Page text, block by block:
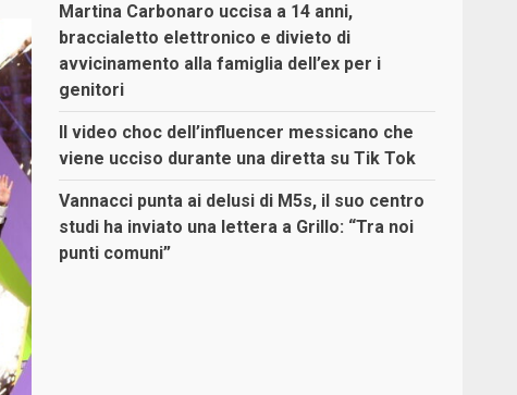
Martina Carbonaro uccisa a 14 anni,
braccialetto elettronico e divieto di
avvicinamento alla famiglia dell’ex per i
genitori
Il video choc dell’influencer messicano che
viene ucciso durante una diretta su Tik Tok
Vannacci punta ai delusi di M5s, il suo centro
studi ha inviato una lettera a Grillo: “Tra noi
punti comuni”